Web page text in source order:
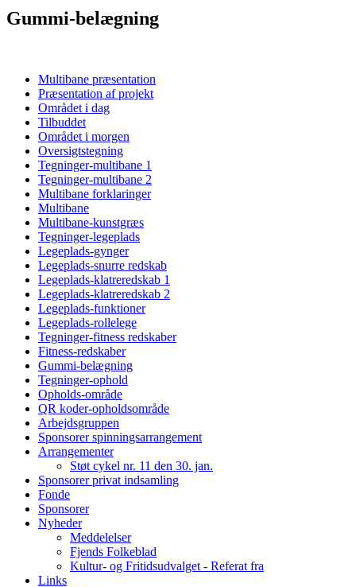
Gummi-belægning
Multibane præsentation
Præsentation af projekt
Området i dag
Tilbuddet
Området i morgen
Oversigtstegning
Tegninger-multibane 1
Tegninger-multibane 2
Multibane forklaringer
Multibane
Multibane-kunstgræs
Tegninger-legeplads
Legeplads-gynger
Legeplads-snurre redskab
Legeplads-klatreredskab 1
Legeplads-klatreredskab 2
Legeplads-funktioner
Legeplads-rollelege
Tegninger-fitness redskaber
Fitness-redskaber
Gummi-belægning
Tegninger-ophold
Opholds-område
QR koder-opholdsområde
Arbejdsgruppen
Sponsorer spinningsarrangement
Arrangementer
Støt cykel nr. 11 den 30. jan.
Sponsorer privat indsamling
Fonde
Sponsorer
Nyheder
Meddelelser
Fjends Folkeblad
Kultur- og Fritidsudvalget - Referat fra
Links